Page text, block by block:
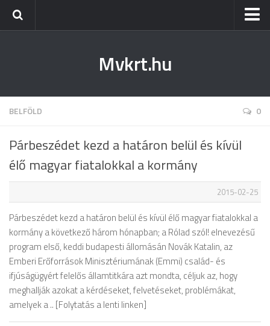
Tiszaújváros
Kazincbarcika
Mvkrt.hu
BELFÖLD 0
Párbeszédet kezd a határon belül és kívül
élő magyar fiatalokkal a kormány
2015-02-25
Párbeszédet kezd a határon belül és kívül élő magyar fiatalokkal a
kormány a következő három hónapban; a Rólad szól! elnevezésű
program első, keddi budapesti állomásán Novák Katalin, az
Emberi Erőforrások Minisztériumának (Emmi) család- és
ifjúságügyért felelős államtitkára azt mondta, céljuk az, hogy
meghallják azokat a kérdéseket, felvetéseket, problémákat,
amelyek a .. [Folytatás a lenti linken]